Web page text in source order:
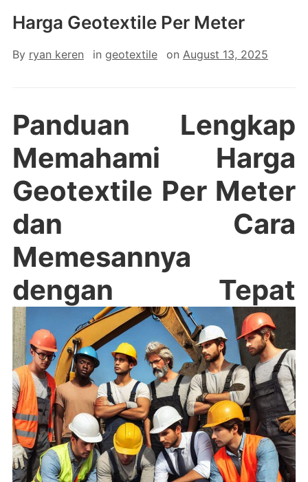
Harga Geotextile Per Meter
By ryan keren in geotextile on August 13, 2025
Panduan Lengkap
Memahami Harga
Geotextile Per Meter
dan Cara
Memesannya
dengan Tepat